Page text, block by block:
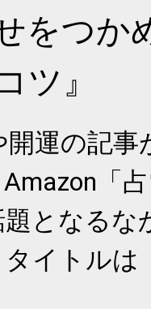
をつか
ツ』
開運の記
「
となるな
イトルは